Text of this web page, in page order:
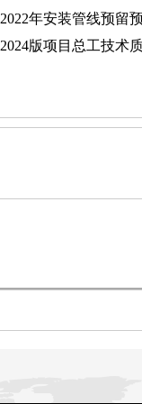
2022年安装管线预留
2024版项目总工技术